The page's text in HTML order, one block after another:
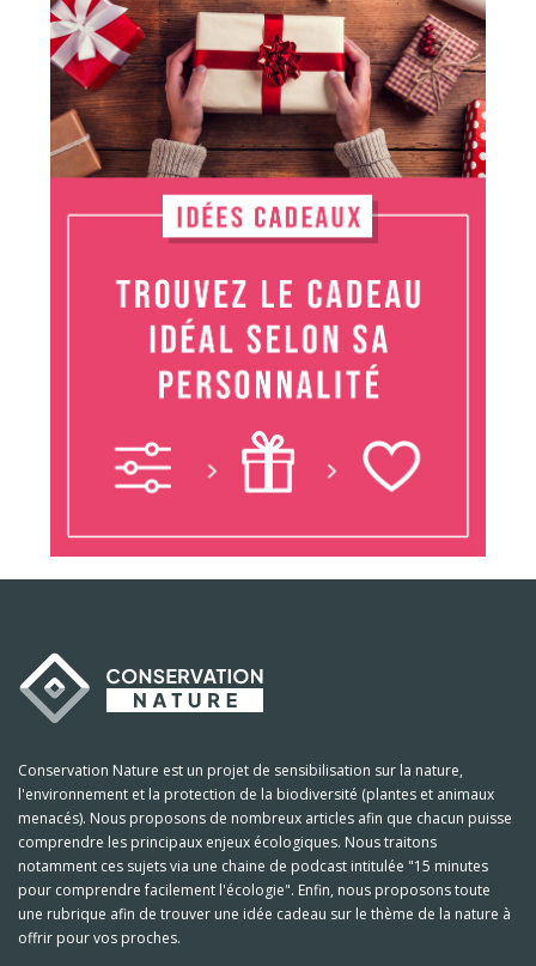
Conservation Nature est un projet de sensibilisation sur la nature,
l'environnement et la protection de la biodiversité (plantes et animaux
menacés). Nous proposons de nombreux articles afin que chacun puisse
comprendre les principaux enjeux écologiques. Nous traitons
notamment ces sujets via une chaine de podcast intitulée "15 minutes
pour comprendre facilement l'écologie". Enfin, nous proposons toute
une rubrique afin de trouver une idée cadeau sur le thème de la nature à
offrir pour vos proches.